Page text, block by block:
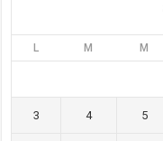
L M M
3 4 5